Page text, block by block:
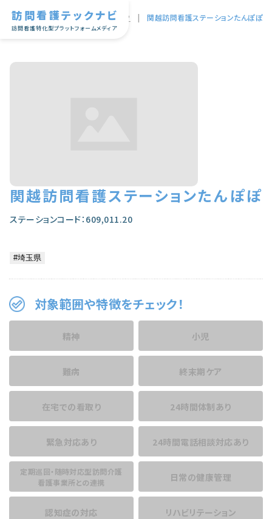
訪問看護テックナビ
訪問看護特化型プラットフォームメディア
TOP | 関越訪問看護ステーションたんぽぽ
関越訪問看護ステーションたんぽぽ
ステーションコード：609,011.20
対象範囲や特徴をチェック！
精神 小児
難病 終末期ケア
在宅での看取り 24時間体制あり
緊急対応あり 24時間電話相談対応あり
定期巡回・随時対応型訪問介護
看護事業所との連携
日常の健康管理
認知症の対応 リハビリテーション